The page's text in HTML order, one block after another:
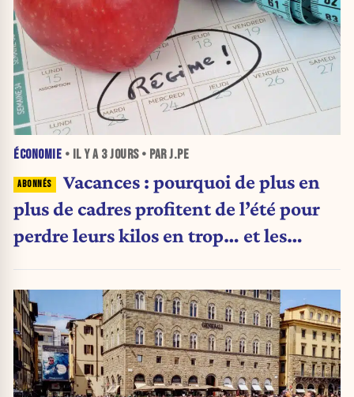
ÉCONOMIE • IL Y A 3 JOURS• PAR J.PE
Vacances : pourquoi de plus en
plus de cadres profitent de l’été pour
perdre leurs kilos en trop… et les
arriver